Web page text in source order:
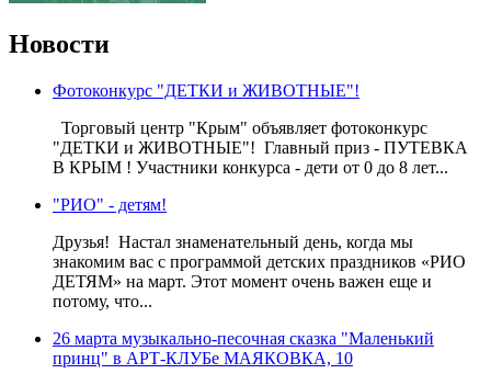
Новости
Фотоконкурс "ДЕТКИ и ЖИВОТНЫЕ"!
Торговый центр "Крым" объявляет фотоконкурс
"ДЕТКИ и ЖИВОТНЫЕ"! Главный приз - ПУТЕВКА
В КРЫМ ! Участники конкурса - дети от 0 до 8 лет...
"РИО" - детям!
Друзья! Настал знаменательный день, когда мы
знакомим вас с программой детских праздников «РИО
ДЕТЯМ» на март. Этот момент очень важен еще и
потому, что...
26 марта музыкально-песочная сказка "Маленький
принц" в АРТ-КЛУБе МАЯКОВКА, 10